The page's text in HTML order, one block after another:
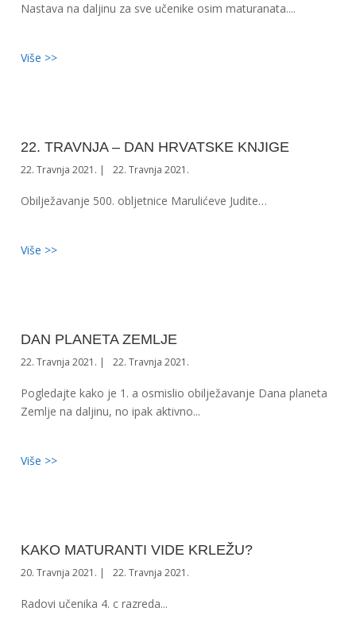
Nastava na daljinu za sve učenike osim maturanata....
Više >>
22. TRAVNJA – DAN HRVATSKE KNJIGE
22. Travnja 2021. 22. Travnja 2021.
Obilježavanje 500. obljetnice Marulićeve Judite…
Više >>
DAN PLANETA ZEMLJE
22. Travnja 2021. 22. Travnja 2021.
Pogledajte kako je 1. a osmislio obilježavanje Dana planeta
Zemlje na daljinu, no ipak aktivno...
Više >>
KAKO MATURANTI VIDE KRLEŽU?
20. Travnja 2021. 22. Travnja 2021.
Radovi učenika 4. c razreda...